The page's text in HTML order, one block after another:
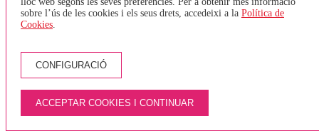
les seves instal·lacions (en les que s'inclouen els vehicles de
transport), de paquets o efectes que per les seves mides, classe,
quantitat o males olors puguin afectar a la resta d'usuaris del servei.
perilloses o objectes perillosos.
1.10.-L'empresa no permet l'entrada d'animals dins dels vehicles, a
excepció dels gossos pigall per a invidents. Només es permetrà
l'entrada d'animals, dins de la bodega del vehicle i mitjançant l'ús de
transportins homologats.
sobre l’ús de les cookies i els seus drets, accedeixi a la Política de
Cookies.
CONFIGURACIÓ
ACCEPTAR COOKIES I CONTINUAR